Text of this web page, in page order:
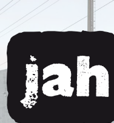
Zum
Inhalt
springen